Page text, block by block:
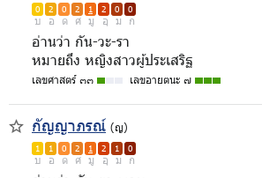
0 2 0 2 1 2 0 0
บ อ ด ศ มู อุ ม ก
อ่านว่า กัน-วะ-รา
หมายถึง หญิงสาวผู้ประเสริฐ
เลขศาสตร์ ๓๓ เลขอายตนะ ๗
กัญญาภรณ์ (ญ)
1 1 0 2 1 2 1 0
บ อ ด ศ มู อุ ม ก